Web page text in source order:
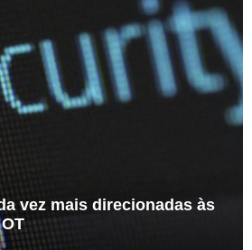
vez mais direcionadas às